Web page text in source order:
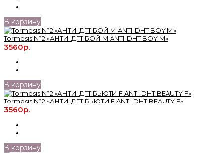
В корзину
Tormesis №2 «АНТИ-ДГТ БОЙ М ANTI-DHT BOY М»
3560р.
В корзину
Tormesis №2 «АНТИ-ДГТ БЬЮТИ F ANTI-DHT BEAUTY F»
3560р.
В корзину